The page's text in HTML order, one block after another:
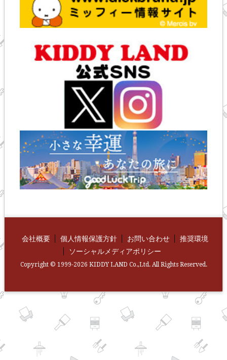
会社概要 個人情報保護方針 お問い合わせ
推奨環境
ソーシャルメディアポリシー
Copyright © 1999-2026 KIDDY LAND Co.,Ltd. All Rights Reserved.